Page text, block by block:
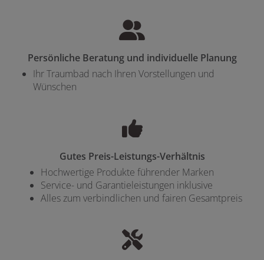
Persönliche Beratung und individuelle Planung
Ihr Traumbad nach Ihren Vorstellungen und
Wünschen
Gutes Preis-Leistungs-Verhältnis
Hochwertige Produkte führender Marken
Service- und Garantieleistungen inklusive
Alles zum verbindlichen und fairen Gesamtpreis